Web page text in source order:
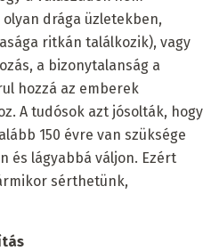
drága üzletekben,
ritkán találkozik), vagy
a bizonytalanság a
hozzá az emberek
A tudósok azt jósolták, hogy
150 évre van szüksége
és lágyabbá váljon. Ezért
sérthetünk,